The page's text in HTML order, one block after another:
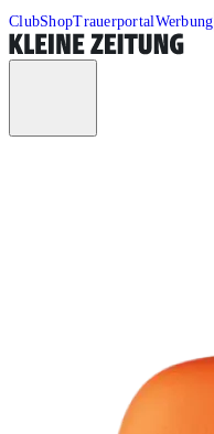
ClubShopTrauerportalWerbung